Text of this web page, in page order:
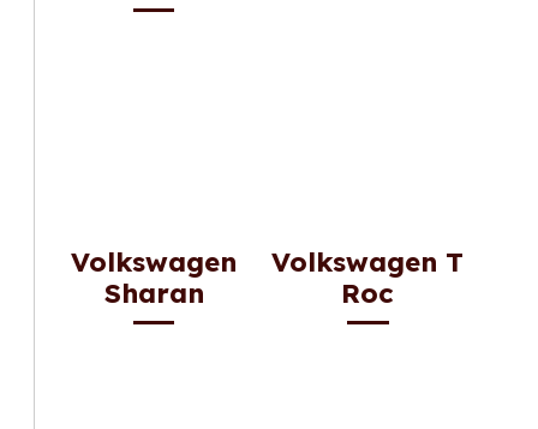
Volkswagen
Sharan
Volkswagen T
Roc